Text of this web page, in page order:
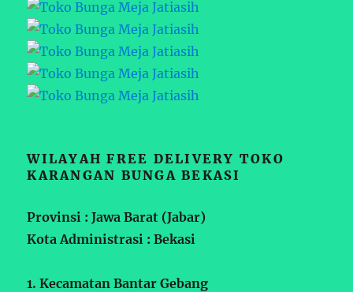
WILAYAH FREE DELIVERY TOKO
KARANGAN BUNGA BEKASI
Provinsi : Jawa Barat (Jabar)
Kota Administrasi : Bekasi
1. Kecamatan Bantar Gebang